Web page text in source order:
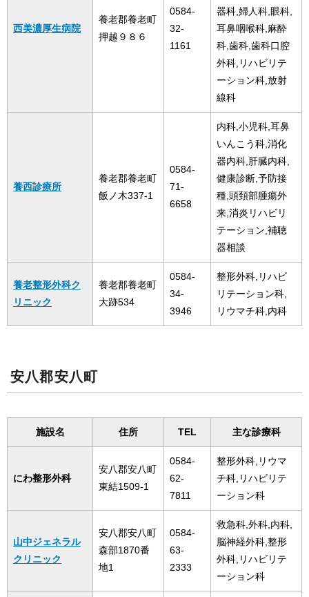
西美濃厚生病院
養老郡養老町
押越９８６
0584-
32-
1161
器科,婦人科,眼科,
耳鼻咽喉科,麻酔
科,歯科,歯科口腔
外科,リハビリテ
ーション科,放射
線科
養西診療所
養老郡養老町
飯ノ木337-1
0584-
71-
6658
内科,小児科,耳鼻
いんこう科,消化
器内科,肝臓内科,
健康診断,予防接
種,頭頚部腫瘍外
来,消炎リハビリ
テーション,補聴
器相談
養老整形外科ク
リニック
養老郡養老町
大跡534
0584-
34-
3946
整形外科,リハビ
リテーション科,
リウマチ科,内科
安八郡安八町
施設名 住所 TEL 主な診療科
にわ整形外科
安八郡安八町
東結1509-1
0584-
62-
7811
整形外科,リウマ
チ科,リハビリテ
ーション科
山中ジェネラル
クリニック
安八郡安八町
森部1870番
地1
0584-
63-
2333
救急科,外科,内科,
脳神経外科,整形
外科,リハビリテ
ーション科